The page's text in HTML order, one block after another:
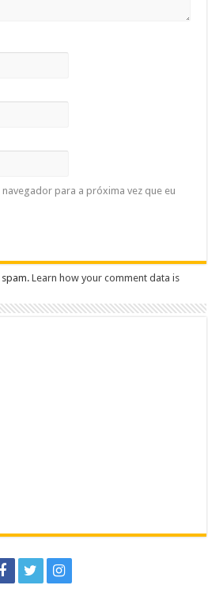
navegador para a próxima vez que eu
spam.Learn how your comment data is